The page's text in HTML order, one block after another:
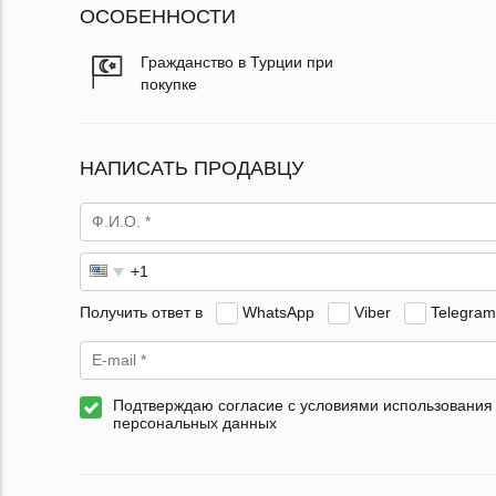
ОСОБЕННОСТИ
Гражданство в Турции при
покупке
НАПИСАТЬ ПРОДАВЦУ
Получить ответ в WhatsApp Viber Telegram
Подтверждаю согласие с условиями использования
персональных данных